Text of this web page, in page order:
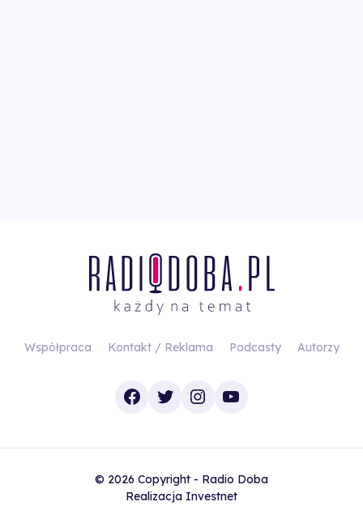
Współpraca Kontakt / Reklama Podcasty Autorzy
Facebook
TwitterInstagram
YouTube
© 2026 Copyright - Radio Doba
Realizacja Investnet